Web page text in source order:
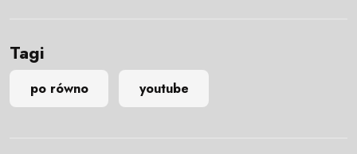
Tagi
po równo youtube